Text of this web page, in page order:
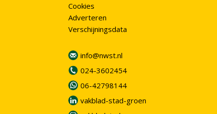
Cookies
Adverteren
Verschijningsdata
info@nwst.nl
024-3602454
06-42798144
vakblad-stad-groen